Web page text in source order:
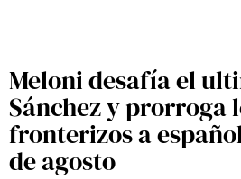
Meloni desafía el
Sánchez y prorroga
fronterizos a
de agosto